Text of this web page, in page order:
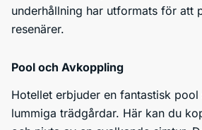
underhållning har utformats för att
resenärer.
Pool och Avkoppling
Hotellet erbjuder en fantastisk
lummiga trädgårdar. Här kan du